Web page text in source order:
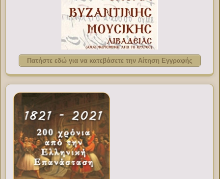
Πατήστε εδώ για να κατεβάσετε την Αίτηση Εγγραφής